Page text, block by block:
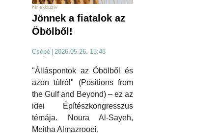
hír exkluzív
Jönnek a fiatalok az
Öbölből!
Csépé | 2026.05.26. 13:48
"Álláspontok az Öbölből és
azon túlról" (Positions from
the Gulf and Beyond) – ez az
idei Építészkongresszus
témája. Noura Al-Sayeh,
Meitha Almazrooei,